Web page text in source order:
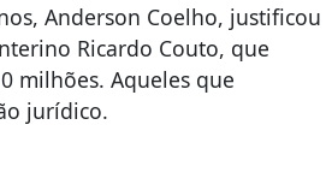
Anderson Coelho, justificou
Ricardo Couto, que
milhões. Aqueles que
jurídico.